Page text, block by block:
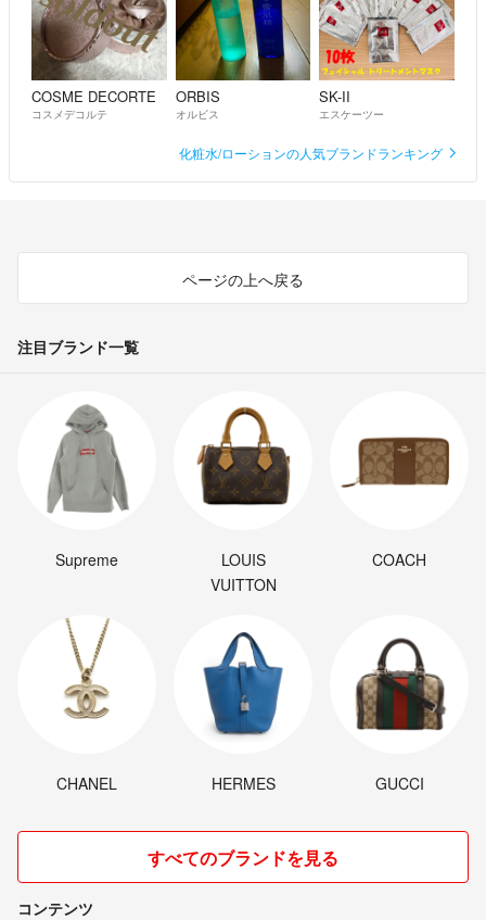
COSME DECORTE
コスメデコルテ
ORBIS
オルビス
SK-II
エスケーツー
化粧水/ローションの人気ブランドランキング
ページの上へ戻る
注目ブランド一覧
Supreme
LOUIS
VUITTON
COACH
CHANEL HERMES GUCCI
すべてのブランドを見る
コンテンツ